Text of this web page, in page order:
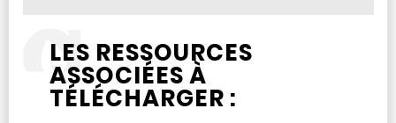
LES RESSOURCES
ASSOCIÉES À
TÉLÉCHARGER :